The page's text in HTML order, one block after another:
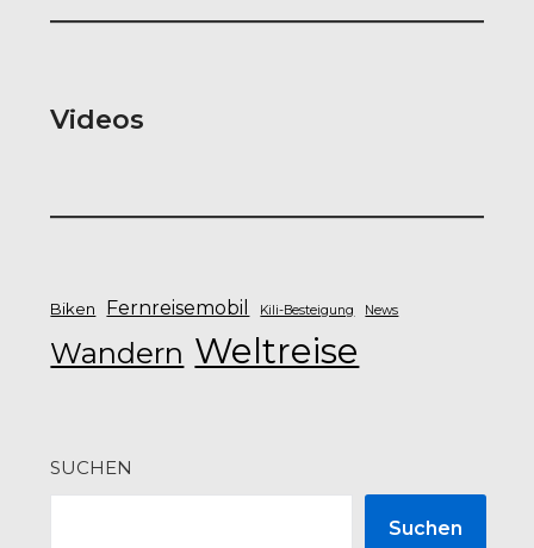
Videos
Biken Fernreisemobil Kili-Besteigung News
Wandern Weltreise
SUCHEN
Suchen